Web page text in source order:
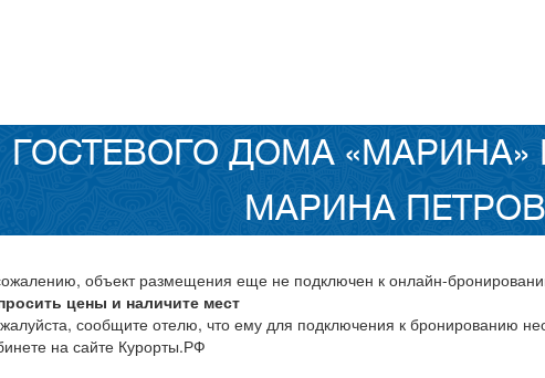
ГОСТЕВОГО ДОМА
МАРИНА
объект размещения еще не подключен к онлайн-
цены и наличите мест
сообщите отелю, что ему для подключения к бронированию
на сайте Курорты.РФ